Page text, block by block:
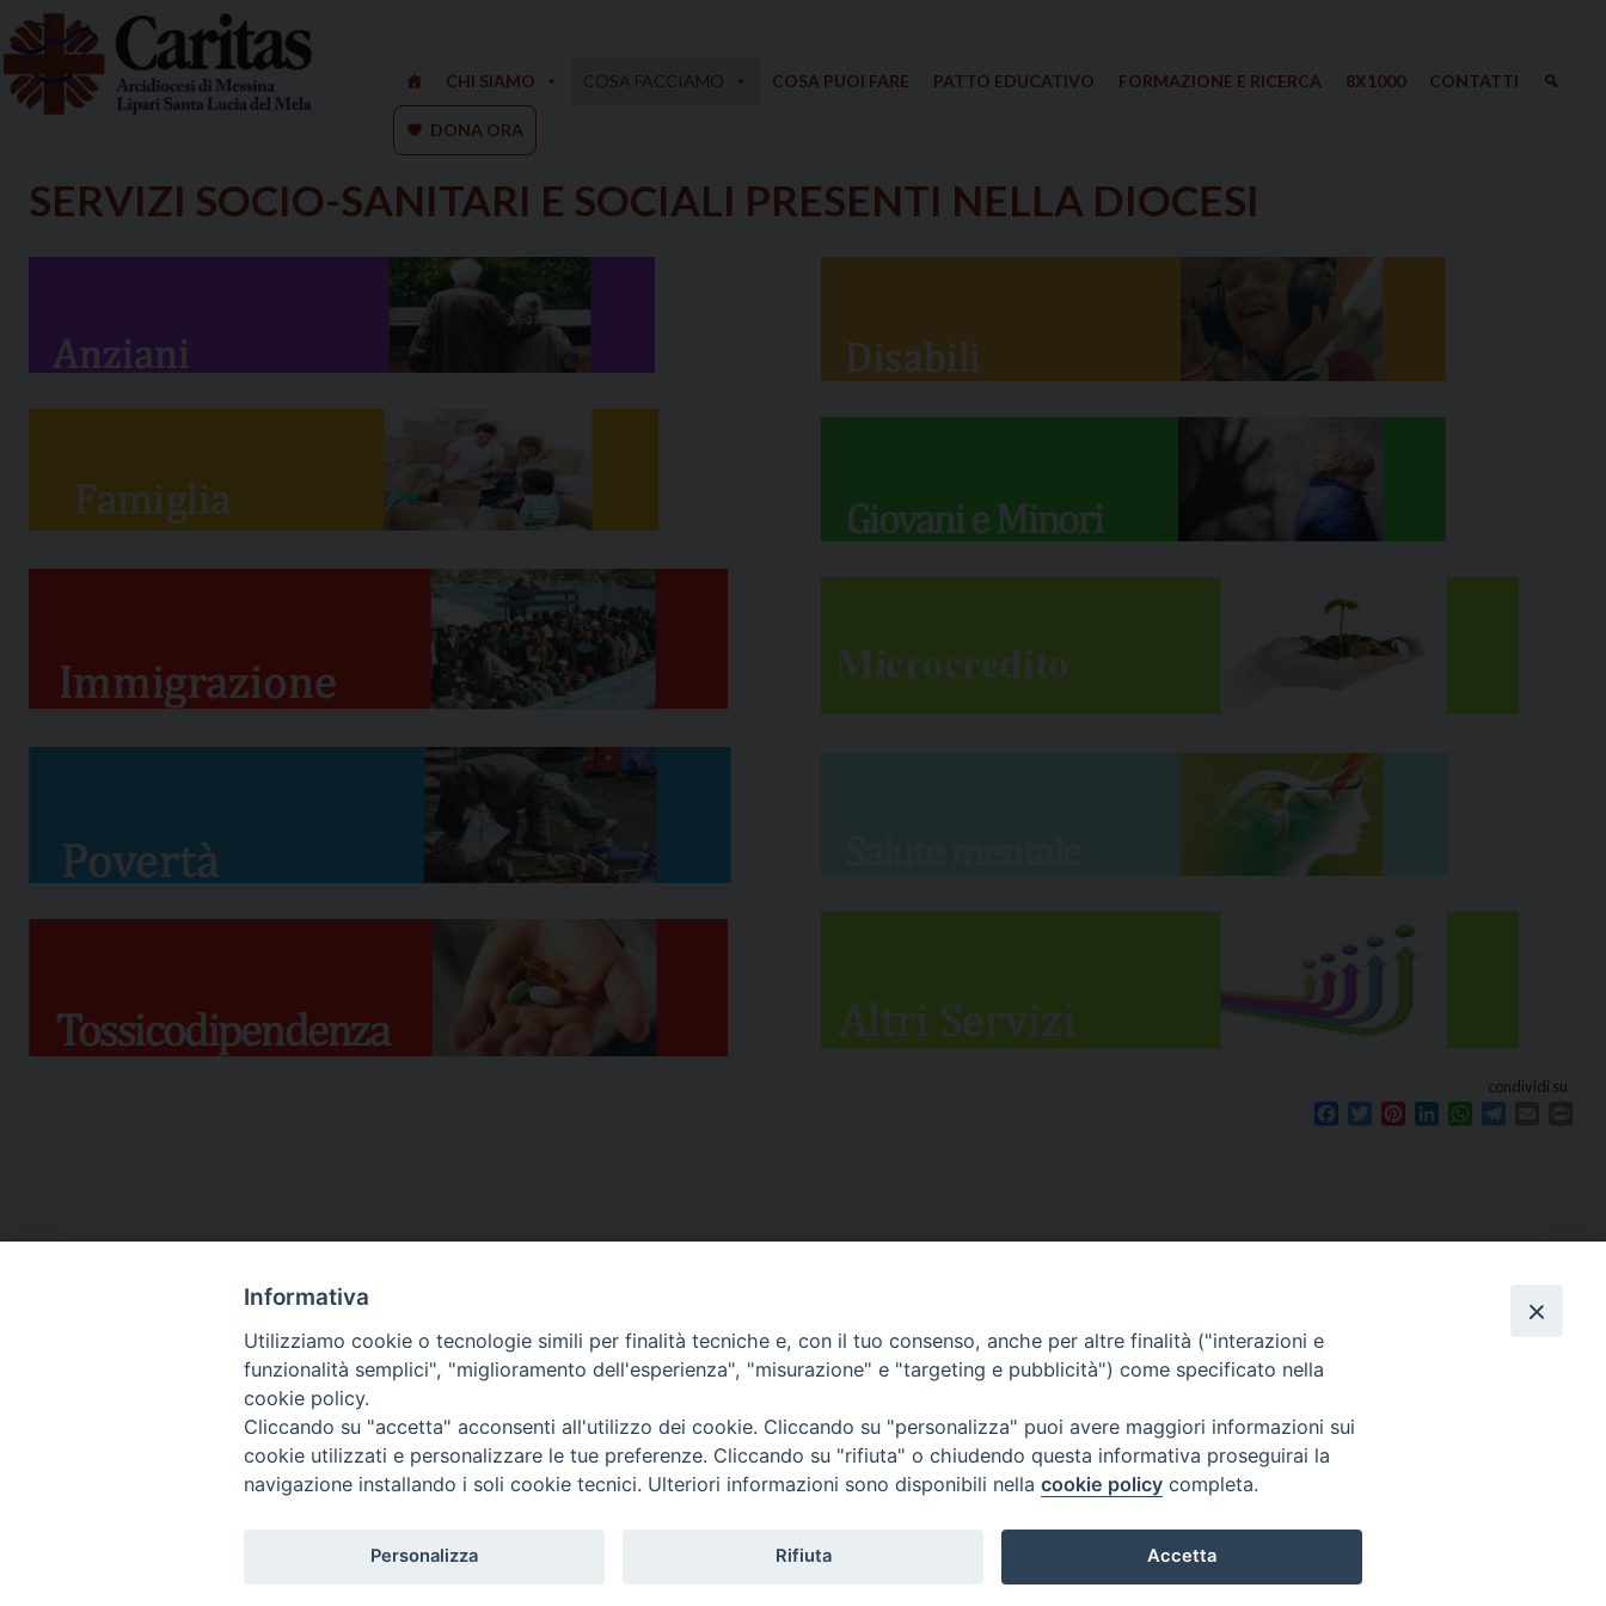
Skip
to
content
CHI SIAMO COSA FACCIAMO COSA PUOI FARE PATTO EDUCATIVO FORMAZIONE E RICERCA 8X1000 CONTATTI
DONA ORA
SERVIZI SOCIO-SANITARI E SOCIALI PRESENTI NELLA DIOCESI
condividi su
Facebook
TwitterPinterestLinkedInWhatsApp
Via Emilia, 19 (Provinciale)
98124 - Messina
Tel. 090.9146045
mail:ufficiocaritas@diocesimessina.it.
© 2022 - 2025 Caritas Arcidiocesi di Messina Lipari Santa Lucia del Mela - All Rights Reserved | Privacy Policy
Informativa
Utilizziamo cookie o tecnologie simili per finalità tecniche e, con il tuo consenso, anche per altre finalità ("interazioni e
funzionalità semplici", "miglioramento dell'esperienza", "misurazione" e "targeting e pubblicità") come specificato nella
cookie policy.
Cliccando su "accetta" acconsenti all'utilizzo dei cookie. Cliccando su "personalizza" puoi avere maggiori informazioni sui
cookie utilizzati e personalizzare le tue preferenze. Cliccando su "rifiuta" o chiudendo questa informativa proseguirai la
navigazione installando i soli cookie tecnici. Ulteriori informazioni sono disponibili nella cookie policy completa.
Personalizza Rifiuta Accetta